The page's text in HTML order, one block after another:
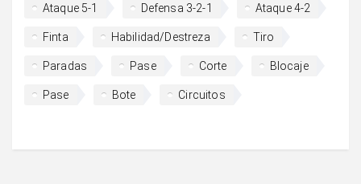
Ataque 5-1 Defensa 3-2-1 Ataque 4-2
Finta Habilidad/Destreza Tiro
Paradas Pase Corte Blocaje
Pase Bote Circuitos